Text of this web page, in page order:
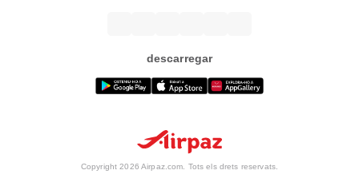
descarregar
Copyright 2026 Airpaz.com. Tots els drets reservats.